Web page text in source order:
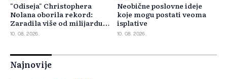
"Odiseja" Christophera
Nolana oborila rekord:
Zaradila više od milijardu
dolara
10. 08. 2026.
Neobične poslovne ideje
koje mogu postati veoma
isplative
10. 08. 2026.
Najnovije